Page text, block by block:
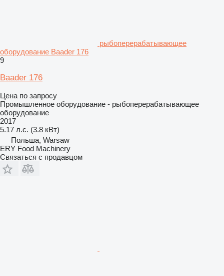
рыбоперерабатывающее
оборудование Baader 176
9
Baader 176
Цена по запросу
Промышленное оборудование - рыбоперерабатывающее
оборудование
2017
5.17 л.с. (3.8 кВт)
Польша, Warsaw
ERY Food Machinery
Связаться с продавцом